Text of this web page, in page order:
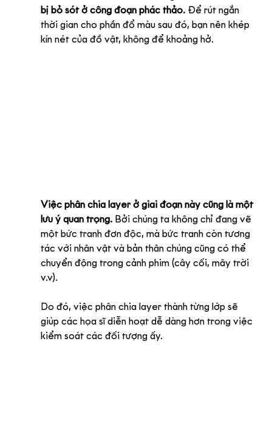
bị bỏ sót ở công đoạn phác thảo. Để rút ngắn
thời gian cho phần đổ màu sau đó, bạn nên khép
kín nét của đồ vật, không để khoảng hở.
Việc phân chia layer ở giai đoạn này cũng là một
lưu ý quan trọng. Bởi chúng ta không chỉ đang vẽ
một bức tranh đơn độc, mà bức tranh còn tương
tác với nhân vật và bản thân chúng cũng có thể
chuyển động trong cảnh phim (cây cối, mây trời
v.v).
Do đó, việc phân chia layer thành từng lớp sẽ
giúp các họa sĩ diễn hoạt dễ dàng hơn trong việc
kiểm soát các đối tượng ấy.